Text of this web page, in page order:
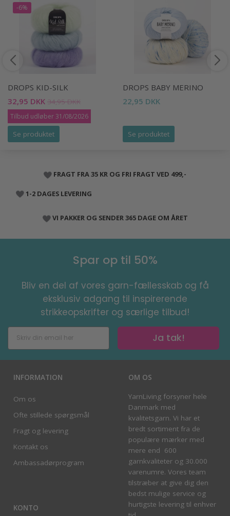
-6%
DROPS KID-SILK
32,95 DKK 34,95 DKK
Tilbud udløber 31/08/2026
Se produktet
DROPS BABY MERINO
22,95 DKK
Se produktet
FRAGT FRA 35 KR OG FRI FRAGT VED 499,-
1-2 DAGES LEVERING
VI PAKKER OG SENDER 365 DAGE OM ÅRET
Spar op til 50%
Bliv en del af vores garn-fællesskab og få
eksklusiv adgang til inspirerende
strikkeopskrifter og særlige tilbud!
Ja tak!
INFORMATION
Om os
Ofte stillede spørgsmål
Fragt og levering
Kontakt os
Ambassadørprogram
KONTO
OM OS
YarnLiving forsyner hele
Danmark med
kvalitetsgarn. Vi har et
bredt sortiment fra de
populære mærker med
mere end 600
garnkvaliteter og 30.000
varenumre. Vores team
tilstræber at give dig den
bedst mulige service og
hurtigste levering til enhver